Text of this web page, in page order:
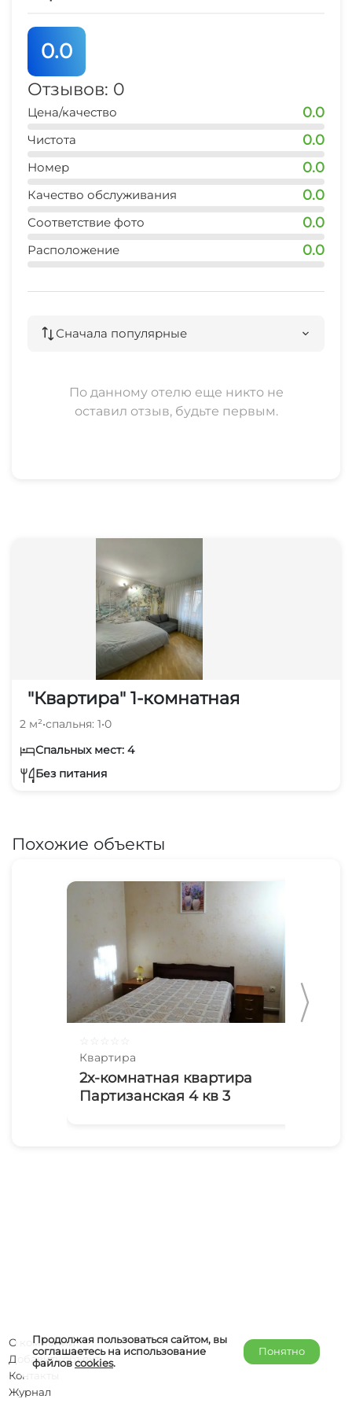
0.0
Отзывов: 0
Цена/качество 0.0
Чистота 0.0
Номер 0.0
Качество обслуживания 0.0
Соответствие фото 0.0
Расположение 0.0
Сначала популярные
По данному отелю еще никто не
оставил отзыв, будьте первым.
"Квартира" 1-комнатная
2 м²•спальня: 1•0
Спальных мест: 4
Без питания
Похожие объекты
Квартира
2х-комнатная квартира
Партизанская 4 кв 3
Продолжая пользоваться сайтом, вы
соглашаетесь на использование
файловcookies.
Понятно
О компании
Добавить объект
Контакты
Журнал